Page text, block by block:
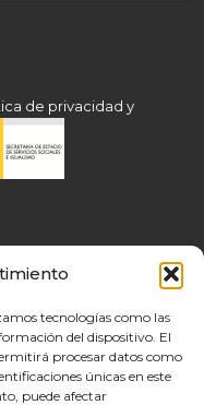
tecnologías como las
del dispositivo. El
procesar datos como
únicas en este
puede afectar
de privacidad y